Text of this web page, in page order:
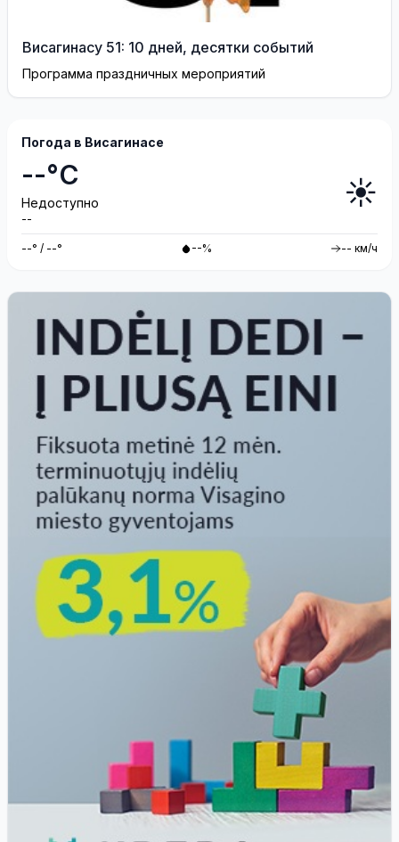
Висагинасу 51: 10 дней, десятки событий
Программа праздничных мероприятий
Погода в Висагинасе
--°C
Недоступно
--
☀️
--° / --° --% -- км/ч